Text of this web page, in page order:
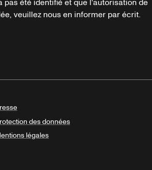
été identifié et que l'autorisation de
veuillez nous en informer par écrit.
des données
légales